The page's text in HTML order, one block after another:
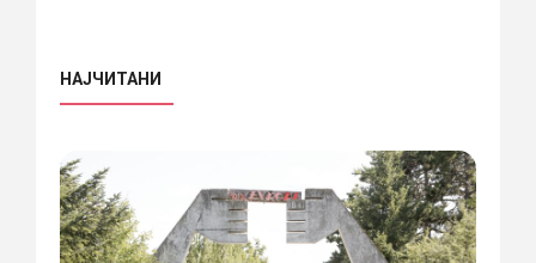
НАЈЧИТАНИ